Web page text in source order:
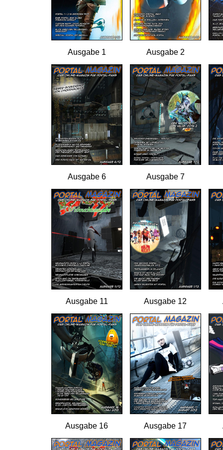
Ausgabe 1 Ausgabe 2
Ausgabe 6 Ausgabe 7
Ausgabe 11 Ausgabe 12
Ausgabe 16 Ausgabe 17